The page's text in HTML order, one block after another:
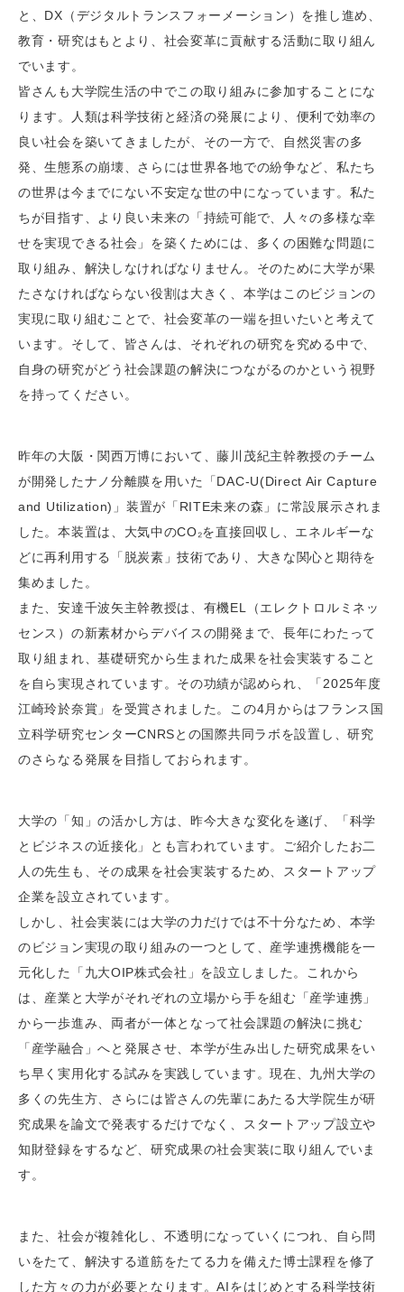
と、DX（デジタルトランスフォーメーション）を推し進め、
教育・研究はもとより、社会変革に貢献する活動に取り組ん
でいます。
皆さんも大学院生活の中でこの取り組みに参加することにな
ります。人類は科学技術と経済の発展により、便利で効率の
良い社会を築いてきましたが、その一方で、自然災害の多
発、生態系の崩壊、さらには世界各地での紛争など、私たち
の世界は今までにない不安定な世の中になっています。私た
ちが目指す、より良い未来の「持続可能で、人々の多様な幸
せを実現できる社会」を築くためには、多くの困難な問題に
取り組み、解決しなければなりません。そのために大学が果
たさなければならない役割は大きく、本学はこのビジョンの
実現に取り組むことで、社会変革の一端を担いたいと考えて
います。そして、皆さんは、それぞれの研究を究める中で、
自身の研究がどう社会課題の解決につながるのかという視野
を持ってください。
昨年の大阪・関西万博において、藤川茂紀主幹教授のチーム
が開発したナノ分離膜を用いた「DAC-U(Direct Air Capture
and Utilization)」装置が「RITE未来の森」に常設展示されま
した。本装置は、大気中のCO₂を直接回収し、エネルギーな
どに再利用する「脱炭素」技術であり、大きな関心と期待を
集めました。
また、安達千波矢主幹教授は、有機EL（エレクトロルミネッ
センス）の新素材からデバイスの開発まで、長年にわたって
取り組まれ、基礎研究から生まれた成果を社会実装すること
を自ら実現されています。その功績が認められ、「2025年度
江崎玲於奈賞」を受賞されました。この4月からはフランス国
立科学研究センターCNRSとの国際共同ラボを設置し、研究
のさらなる発展を目指しておられます。
大学の「知」の活かし方は、昨今大きな変化を遂げ、「科学
とビジネスの近接化」とも言われています。ご紹介したお二
人の先生も、その成果を社会実装するため、スタートアップ
企業を設立されています。
しかし、社会実装には大学の力だけでは不十分なため、本学
のビジョン実現の取り組みの一つとして、産学連携機能を一
元化した「九大OIP株式会社」を設立しました。これから
は、産業と大学がそれぞれの立場から手を組む「産学連携」
から一歩進み、両者が一体となって社会課題の解決に挑む
「産学融合」へと発展させ、本学が生み出した研究成果をい
ち早く実用化する試みを実践しています。現在、九州大学の
多くの先生方、さらには皆さんの先輩にあたる大学院生が研
究成果を論文で発表するだけでなく、スタートアップ設立や
知財登録をするなど、研究成果の社会実装に取り組んでいま
す。
また、社会が複雑化し、不透明になっていくにつれ、自ら問
いをたて、解決する道筋をたてる力を備えた博士課程を修了
した方々の力が必要となります。AIをはじめとする科学技術